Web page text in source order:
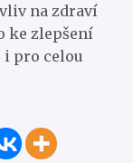
na zdraví
ke zlepšení
pro celou